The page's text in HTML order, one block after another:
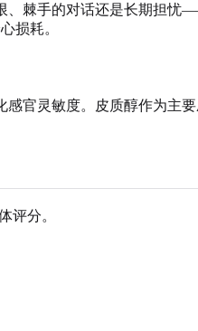
、棘手的对话还是长期担忧
损耗。
官灵敏度。皮质醇作为主
评分。